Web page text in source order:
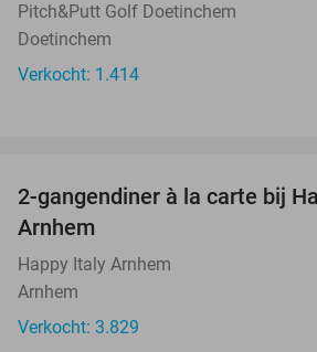
Pitch&Putt Golf Doetinchem
Doetinchem
Verkocht: 1.414
2-gangendiner à la carte bij
Arnhem
Happy Italy Arnhem
Arnhem
Verkocht: 3.829